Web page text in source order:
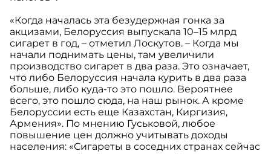
«Когда началась эта безудержная гонка за
акцизами, Белоруссия выпускала 10–15 млрд
сигарет в год, – отметил Лоскутов. – Когда мы
начали поднимать цены, там увеличили
производство сигарет в два раза. Это означает,
что либо Белоруссия начала курить в два раза
больше, либо куда-то это пошло. Вероятнее
всего, это пошло сюда, на наш рынок. А кроме
Белоруссии есть еще Казахстан, Киргизия,
Армения». По мнению Гуськовой, любое
повышение цен должно учитывать доходы
населения: «Сигареты в соседних странах сейчас